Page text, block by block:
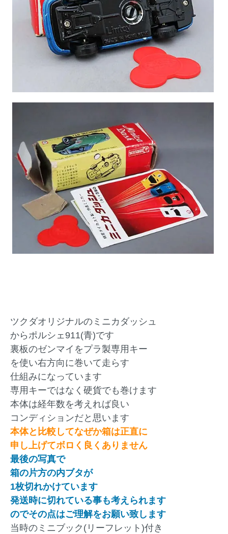
ツクダオリジナルのミニカダッシュ
からポルシェ911(青)です
裏板のゼンマイをプラ製専用キー
を使い右方向に巻いて走らす
仕組みになっています
専用キーではなく硬貨でも巻けます
本体は経年数を考えれば良い
コンディションだと思います
本体と比較してなぜか箱は正直に
申し上げてボロく良くありません
最後の写真で
箱の片方の内ブタが
1枚切れかけています
発送時に切れている事も考えられます
のでその点はご理解をお願い致します
当時のミニブック(リーフレット)付き